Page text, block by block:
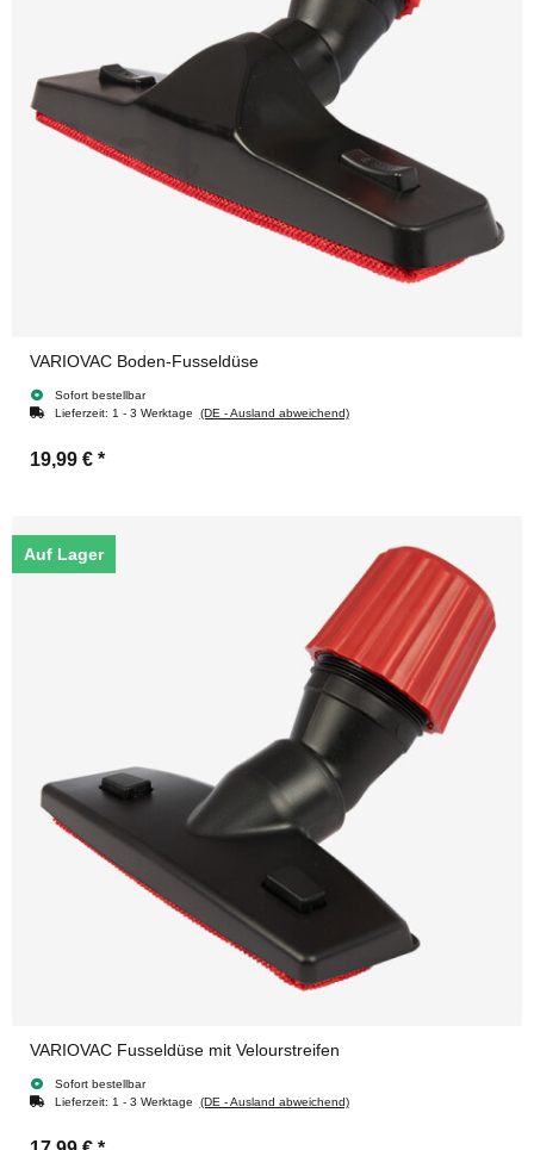
VARIOVAC Boden-Fusseldüse
Sofort bestellbar
Lieferzeit: 1 - 3 Werktage (DE - Ausland abweichend)
19,99 € *
Auf Lager
VARIOVAC Fusseldüse mit Velourstreifen
Sofort bestellbar
Lieferzeit: 1 - 3 Werktage (DE - Ausland abweichend)